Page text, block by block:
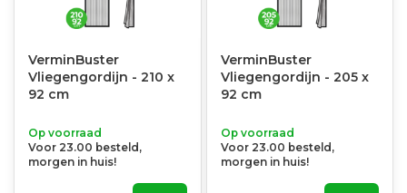
VerminBuster
Vliegengordijn - 210 x
92 cm
Op voorraad
Voor 23.00 besteld,
morgen in huis!
VerminBuster
Vliegengordijn - 205 x
92 cm
Op voorraad
Voor 23.00 besteld,
morgen in huis!